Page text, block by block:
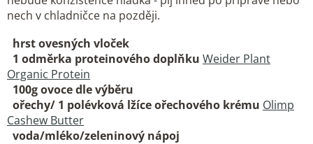
nech v chladničce na později.
hrst ovesných vloček
1 odměrka proteinového doplňku Weider Plant
Organic Protein
100g ovoce dle výběru
ořechy/ 1 polévková lžíce ořechového krému Olimp
Cashew Butter
voda/mléko/zeleninový nápoj